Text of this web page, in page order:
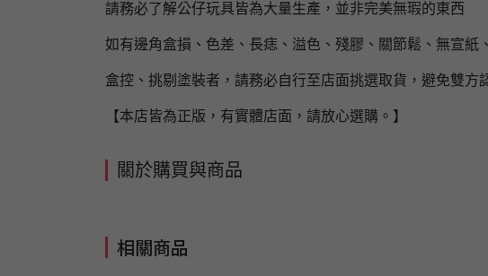
請務必了解公仔玩具皆為大量生產，並非完美無瑕的東西
如有邊角盒損、色差、長痣、溢色、殘膠、關節鬆、無宣紙
盒控、挑剔塗裝者，請務必自行至店面挑選取貨，避免雙方
【本店皆為正版，有實體店面，請放心選購。】
關於購買與商品
相關商品